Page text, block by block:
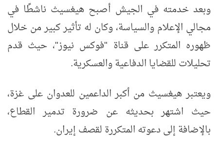
وبعد خدمته في الجيش أصبح هيغسيث ناشطًا في
مجالي الإعلام والسياسة، وكان له تأثير كبير من خلال
ظهوره المتكرر على قناة "فوكس نيوز"، حيث قدم
تحليلات للقضايا الدفاعية والعسكرية.
ويعتبر هيغسيث من أكبر الداعمين للعدوان على غزة،
حيث اشتهر بحديثه عن ضرورة تدمير القطاع،
بالإضافة إلى دعوته المتكررة لقصف إيران.